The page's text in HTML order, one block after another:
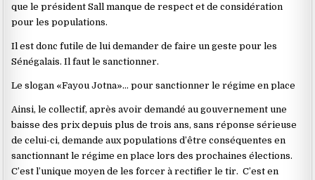
que le président Sall manque de respect et de considération
pour les populations.
Il est donc futile de lui demander de faire un geste pour les
Sénégalais. Il faut le sanctionner.
Le slogan «Fayou Jotna»… pour sanctionner le régime en place
Ainsi, le collectif, après avoir demandé au gouvernement une
baisse des prix depuis plus de trois ans, sans réponse sérieuse
de celui-ci, demande aux populations d’être conséquentes en
sanctionnant le régime en place lors des prochaines élections.
C’est l’unique moyen de les forcer à rectifier le tir. C’est en